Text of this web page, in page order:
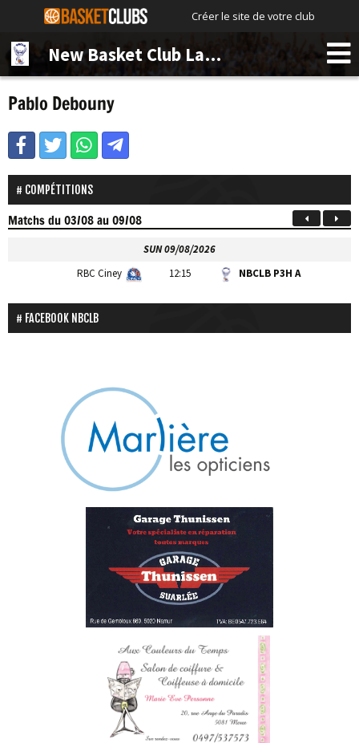
Créer le site de votre club
New Basket Club La Bruyère
Pablo Debouny
COMPÉTITIONS
Matchsdu 03/08 au 09/08
SUN 09/08/2026
RBC Ciney
12:15 NBCLB P3H A
FACEBOOK NBCLB